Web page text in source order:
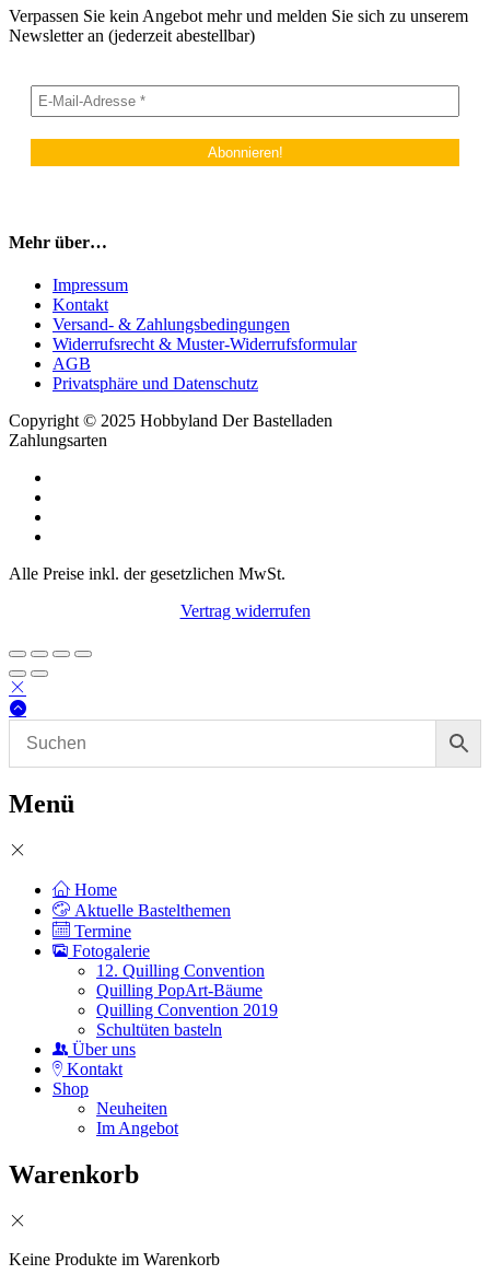
Verpassen Sie kein Angebot mehr und melden Sie sich zu unserem
Newsletter an (jederzeit abestellbar)
Mehr über…
Impressum
Kontakt
Versand- & Zahlungsbedingungen
Widerrufsrecht & Muster-Widerrufsformular
AGB
Privatsphäre und Datenschutz
Copyright © 2025 Hobbyland Der Bastelladen
Zahlungsarten
Alle Preise inkl. der gesetzlichen MwSt.
Vertrag widerrufen
Menü
Home
Aktuelle Bastelthemen
Termine
Fotogalerie
12. Quilling Convention
Quilling PopArt-Bäume
Quilling Convention 2019
Schultüten basteln
Über uns
Kontakt
Shop
Neuheiten
Im Angebot
Warenkorb
Keine Produkte im Warenkorb